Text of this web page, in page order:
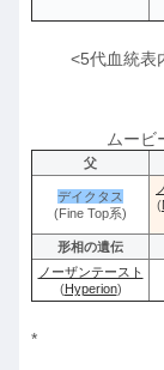
<5代血統表
ムー
父
デイクタス
(Fine Top系)
(
形相の遺伝
ノーザンテースト
(Hyperion)
*